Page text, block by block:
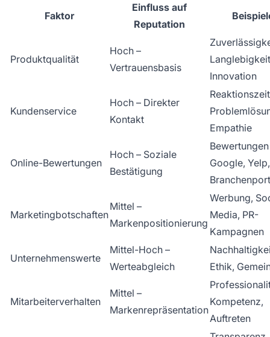
Faktor
Einfluss auf
Reputation
Produktqualität
Hoch –
Vertrauensbasis
Innovation
Kundenservice
Hoch – Direkter
Kontakt
Empathie
Online-Bewertungen
Hoch – Soziale
Bestätigung
Google, Yelp,
Marketingbotschaften
Mittel –
Markenpositionierung
Werbung,
Media, PR-
Kampagnen
Unternehmenswerte
Mittel-Hoch –
Werteabgleich
Ethik,
Mitarbeiterverhalten
Mittel –
Markenrepräsentation
Kompetenz,
Auftreten